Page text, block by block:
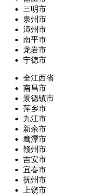
三明市
泉州市
漳州市
南平市
龙岩市
宁德市
全江西省
南昌市
景德镇市
萍乡市
九江市
新余市
鹰潭市
赣州市
吉安市
宜春市
抚州市
上饶市